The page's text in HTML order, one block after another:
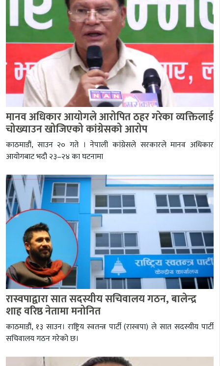
मानव अधिकार आयोगले आरोपित ठहर गरेका व्यक्तिलाई
चोख्याउन खोजिएको कांग्रेसको आरोप
काठमाडौं, साउन २० गते । नेपाली कांग्रेसले सरकारले मानव अधिकार
आयोगबाट भदौ २३–२४ का घटनामा
रास्वपाद्वारा सात सदस्यीय सचिवालय गठन, बालेन्द्र
शाह वरिष्ठ नेतामा मनोनित
काठमाडौं, १३ साउन। राष्ट्रिय स्वतन्त्र पार्टी (रास्वपा) ले सात सदस्यीय पार्टी
सचिवालय गठन गरेको छ।